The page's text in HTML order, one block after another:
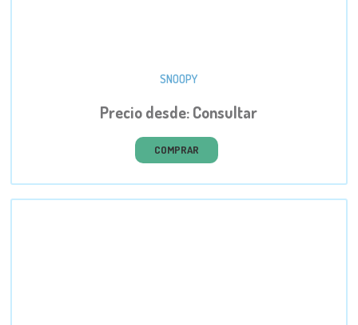
SNOOPY
Precio desde: Consultar
COMPRAR